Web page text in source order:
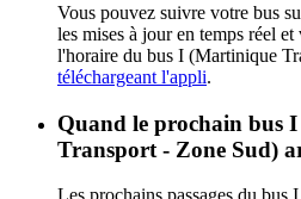
Vous pouvez suivre votre bus
les mises à jour en temps réel
l'horaire du bus I (Martinique
téléchargeant l'appli.
Quand le prochain bus
Transport - Zone Sud)